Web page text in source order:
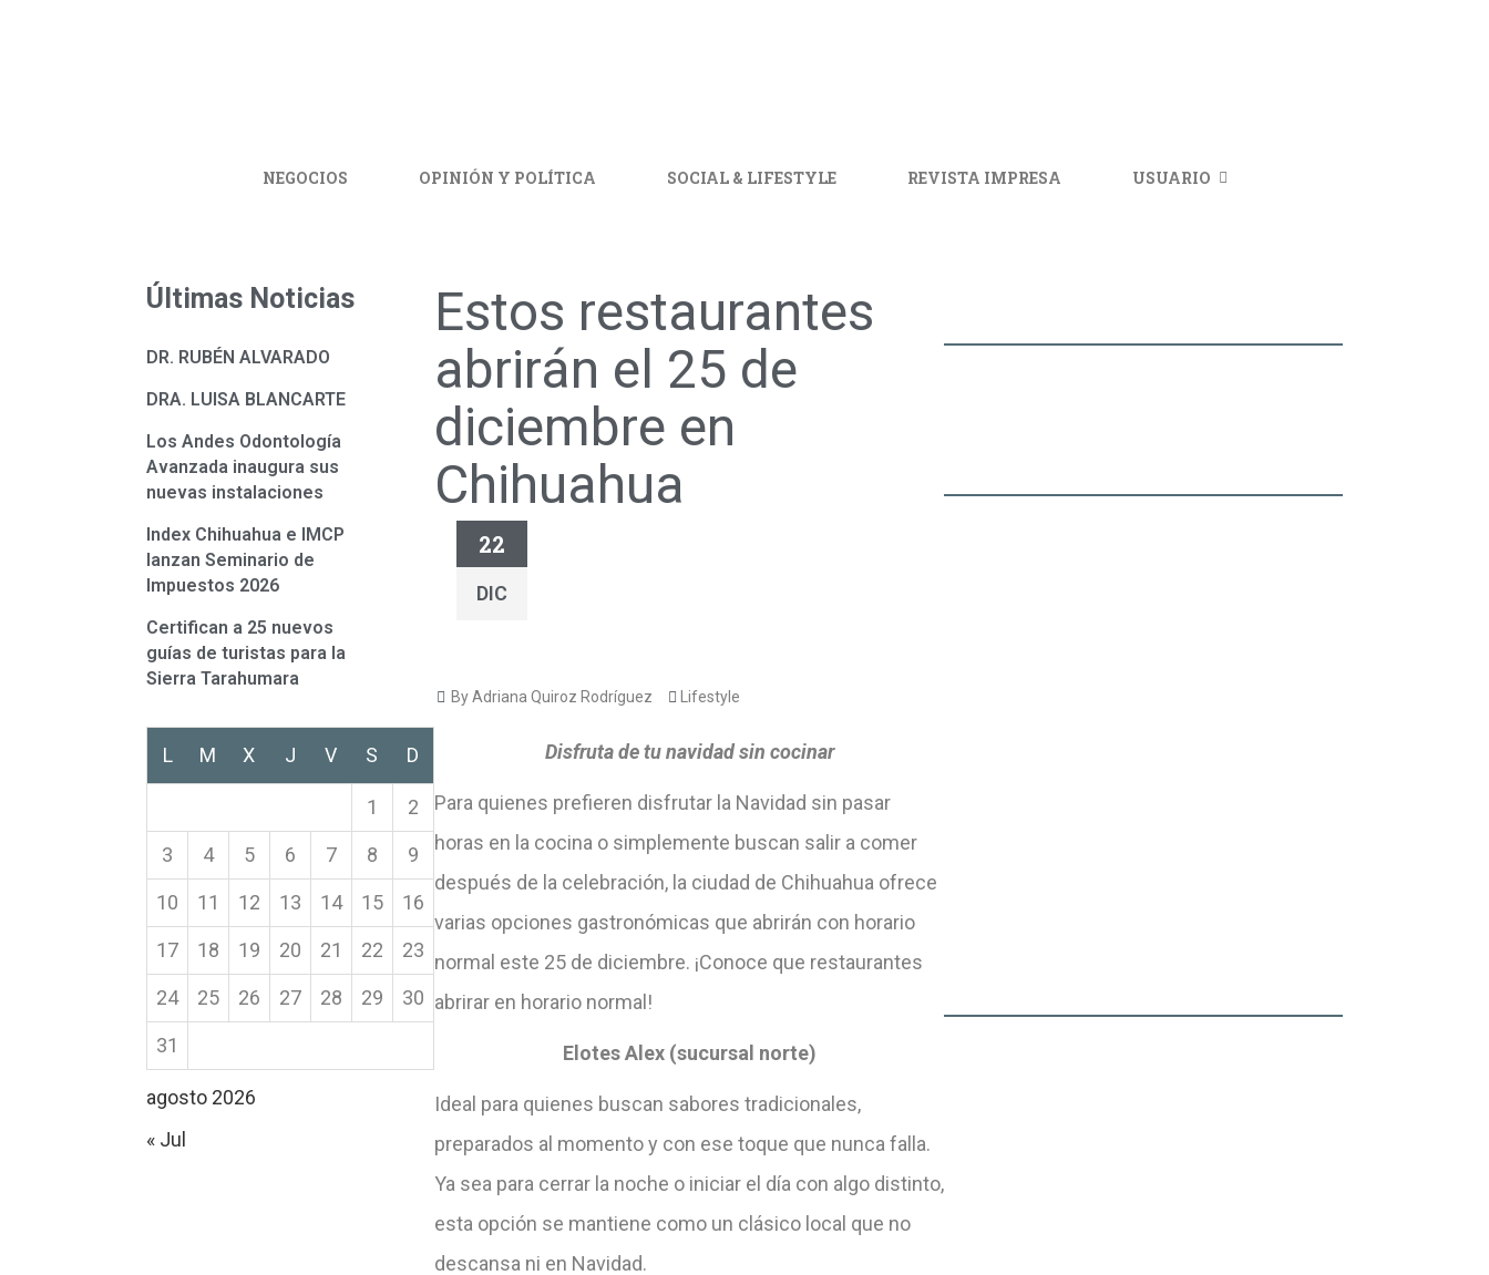
NEGOCIOS OPINIÓN Y POLÍTICA SOCIAL & LIFESTYLE REVISTA IMPRESA USUARIO
Últimas Noticias
DR. RUBÉN ALVARADO
DRA. LUISA BLANCARTE
Los Andes Odontología
Avanzada inaugura sus
nuevas instalaciones
Index Chihuahua e IMCP
lanzan Seminario de
Impuestos 2026
Certifican a 25 nuevos
guías de turistas para la
Sierra Tarahumara
agosto 2026
L M X J V S D
1 2
3 4 5 6 7 8 9
10 11 12 13 14 15 16
17 18 19 20 21 22 23
24 25 26 27 28 29 30
31
« Jul
Estos restaurantes
abrirán el 25 de
diciembre en
Chihuahua
22
DIC
By Adriana Quiroz Rodríguez Lifestyle
Disfruta de tu navidad sin cocinar
Para quienes prefieren disfrutar la Navidad sin pasar
horas en la cocina o simplemente buscan salir a comer
después de la celebración, la ciudad de Chihuahua ofrece
varias opciones gastronómicas que abrirán con horario
normal este 25 de diciembre. ¡Conoce que restaurantes
abrirar en horario normal!
Elotes Alex (sucursal norte)
Ideal para quienes buscan sabores tradicionales,
preparados al momento y con ese toque que nunca falla.
Ya sea para cerrar la noche o iniciar el día con algo distinto,
esta opción se mantiene como un clásico local que no
descansa ni en Navidad.